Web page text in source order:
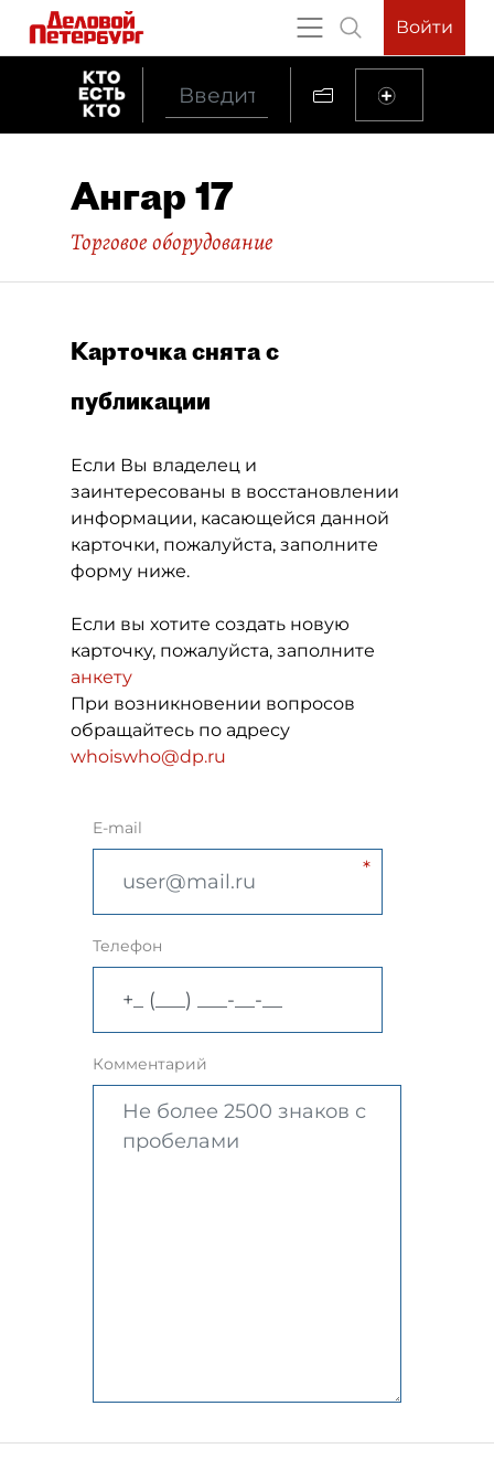
Войти
Ангар 17
Торговое оборудование
Карточка снята с
публикации
Если Вы владелец и
заинтересованы в восстановлении
информации, касающейся данной
карточки, пожалуйста, заполните
форму ниже.
Если вы хотите создать новую
карточку, пожалуйста, заполните
анкету
При возникновении вопросов
обращайтесь по адресу
whoiswho@dp.ru
E-mail
Телефон
Комментарий